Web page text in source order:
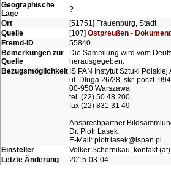
Geographische
Lage
?
Ort
[51751] Frauenburg, Stadt
Quelle
[107] Ostpreußen -
Fremd-ID
55840
Bemerkungen zur
Quelle
Die Sammlung wird vom
herausgegeben.
Bezugsmöglichkeit IS PAN Instytut Sztuki
ul. Długa 26/28, skr. poczt. 994
00-950 Warszawa
tel. (22) 50 48 200,
fax (22) 831 31 49
Ansprechpartner
Dr. Piotr Lasek
E-Mail: piotr.lasek@ispan.pl
Einsteller
Volker Schernikau, kontakt
Letzte Änderung
2015-03-04